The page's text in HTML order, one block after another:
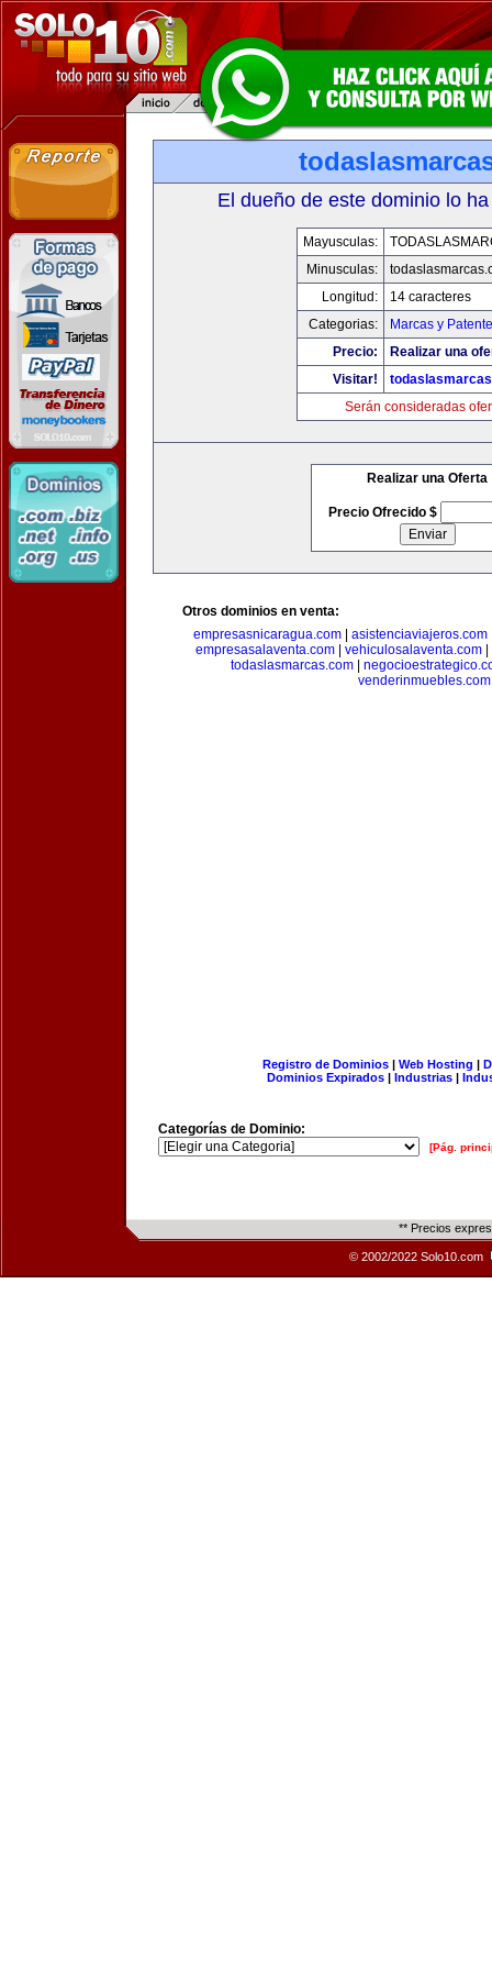
El dueño de este dominio lo
Mayusculas:
Minusculas:
Longitud:
14 caracteres
Categorias:
Marcas y
Precio:
Realizar una
Visitar!
Serán consideradas
Realizar una Oferta
Precio Ofrecido $
Otros dominios en venta:
empresasnicaragua.com| asistenciaviajeros.com
empresasalaventa.com| vehiculosalaventa.com|
todaslasmarcas.com
venderinmuebles.com
Registro de Dominios| Web Hosting |
Dominios Expirados | Industrias |
Categorías de Dominio:
[Pág.
** Precios
© 2002/2022 Solo10.com